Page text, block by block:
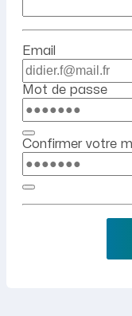
Email
Mot de passe
Confirmer votre